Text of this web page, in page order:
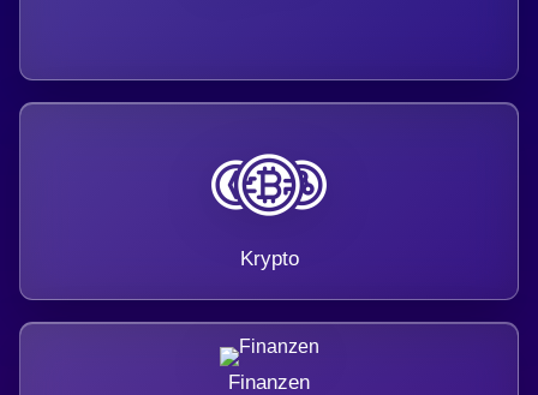
Krypto
Finanzen